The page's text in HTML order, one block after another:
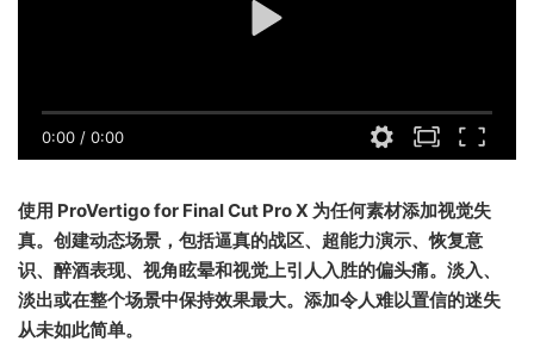
0:00 / 0:00
使用 ProVertigo for Final Cut Pro X 为任何素材添加视觉失
真。创建动态场景，包括逼真的战区、超能力演示、恢复意
识、醉酒表现、视角眩晕和视觉上引人入胜的偏头痛。淡入、
淡出或在整个场景中保持效果最大。添加令人难以置信的迷失
从未如此简单。